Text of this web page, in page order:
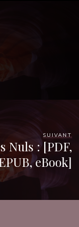
SUIVANT
Nuls : [PDF,
eBook]